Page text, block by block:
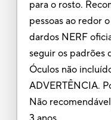
para o rosto.
pessoas ao redor
dardos NERF
seguir os padrões
Óculos não
ADVERTÊNCIA.
Não